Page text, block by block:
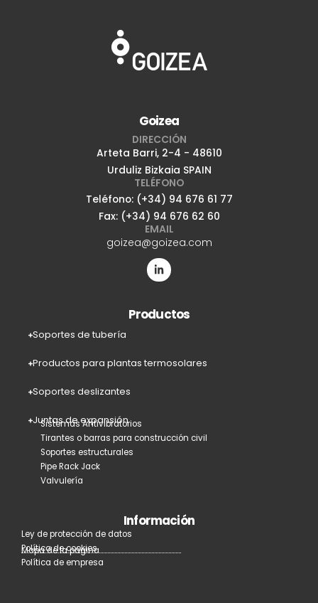
Goizea
DIRECCIÓN
Arteta Barri, 2-4 - 48610
Urduliz Bizkaia SPAIN
TELÉFONO
Teléfono: (+34) 94 676 61 77
Fax: (+34) 94 676 62 60
EMAIL
goizea@goizea.com
Productos
Soportes de tubería
Productos para plantas termosolares
Soportes deslizantes
Juntas de expansión
Sistemas Antivibratorios
Tirantes o barras para construcción civil
Soportes estructurales
Pipe Rack Jack
Valvulería
Información
Ley de protección de datos
Política de cookies
Política de empresa
Mapa de la página